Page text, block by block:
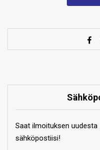
Saat ilmoituksen
sähköpostiisi!